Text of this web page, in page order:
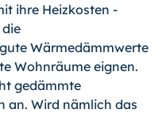
ihre Heizkosten -
Wärmedämmwerte
Wohnräume eignen.
gedämmte
an. Wird nämlich das